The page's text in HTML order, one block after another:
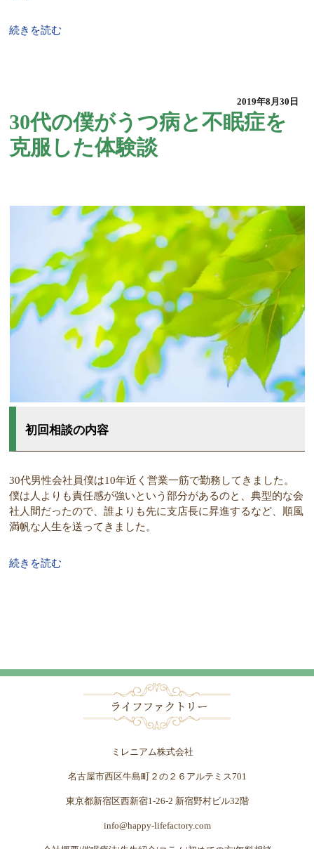
続きを読む
2019年8月30日
30代の僕がうつ病と不眠症を
克服した体験談
初回相談の内容
30代男性会社員僕は10年近く営業一筋で勤務してきました。
僕は人よりも責任感が強いという部分があるのと、典型的な会
社人間だったので、誰よりも先に支店長に昇進するなど、順風
満帆な人生を送ってきました。
続きを読む
ミレニアム株式会社
名古屋市西区牛島町２の２６アルテミス701
東京都新宿区西新宿1-26-2 新宿野村ビル32階
info@happy-lifefactory.com